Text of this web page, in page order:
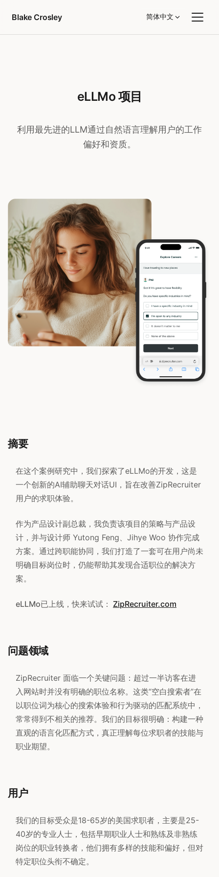
Blake Crosley
简体中文
eLLMo 项目
利用最先进的LLM通过自然语言理解用户的工作
偏好和资质。
摘要
在这个案例研究中，我们探索了eLLMo的开发，这是
一个创新的AI辅助聊天对话UI，旨在改善ZipRecruiter
用户的求职体验。
作为产品设计副总裁，我负责该项目的策略与产品设
计，并与设计师 Yutong Feng、Jihye Woo 协作完成
方案。通过跨职能协同，我们打造了一套可在用户尚未
明确目标岗位时，仍能帮助其发现合适职位的解决方
案。
eLLMo已上线，快来试试： ZipRecruiter.com
问题领域
ZipRecruiter 面临一个关键问题：超过一半访客在进
入网站时并没有明确的职位名称。这类“空白搜索者”在
以职位词为核心的搜索体验和行为驱动的匹配系统中，
常常得到不相关的推荐。我们的目标很明确：构建一种
直观的语言化匹配方式，真正理解每位求职者的技能与
职业期望。
用户
我们的目标受众是18-65岁的美国求职者，主要是25-
40岁的专业人士，包括早期职业人士和熟练及非熟练
岗位的职业转换者，他们拥有多样的技能和偏好，但对
特定职位头衔不确定。